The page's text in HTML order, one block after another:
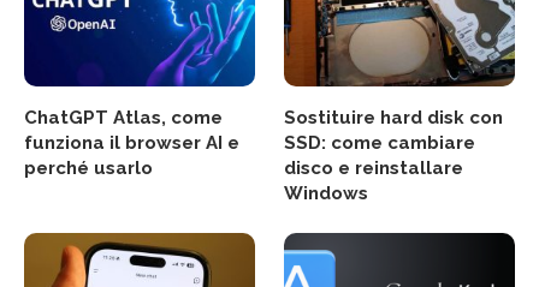
ChatGPT Atlas, come
funziona il browser AI e
perché usarlo
Sostituire hard disk con
SSD: come cambiare
disco e reinstallare
Windows